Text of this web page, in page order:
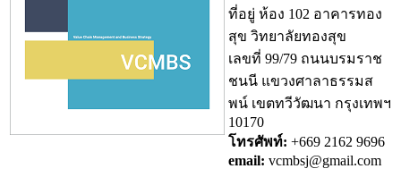
ที่อยู่ ห้อง 102 อาคารทอง
สุข วิทยาลัยทองสุข
เลขที่ 99/79 ถนนบรมราช
ชนนี แขวงศาลาธรรมส
พน์ เขตทวีวัฒนา กรุงเทพฯ
10170
โทรศัพท์: +669 2162 9696
email: vcmbsj@gmail.com